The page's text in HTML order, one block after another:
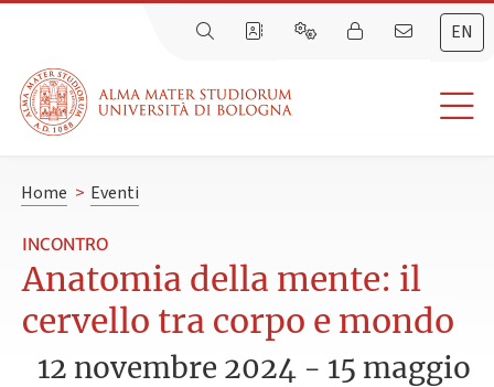
EN
Home > Eventi
INCONTRO
Anatomia della mente: il
cervello tra corpo e mondo
12 novembre 2024 - 15 maggio